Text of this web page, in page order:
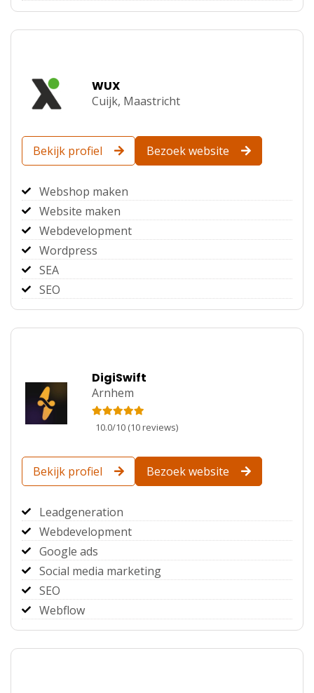
WUX
Cuijk, Maastricht
Bekijk profiel Bezoek website
Webshop maken
Website maken
Webdevelopment
Wordpress
SEA
SEO
DigiSwift
Arnhem
10.0/10 (10reviews)
Bekijk profiel Bezoek website
Leadgeneration
Webdevelopment
Google ads
Social media marketing
SEO
Webflow